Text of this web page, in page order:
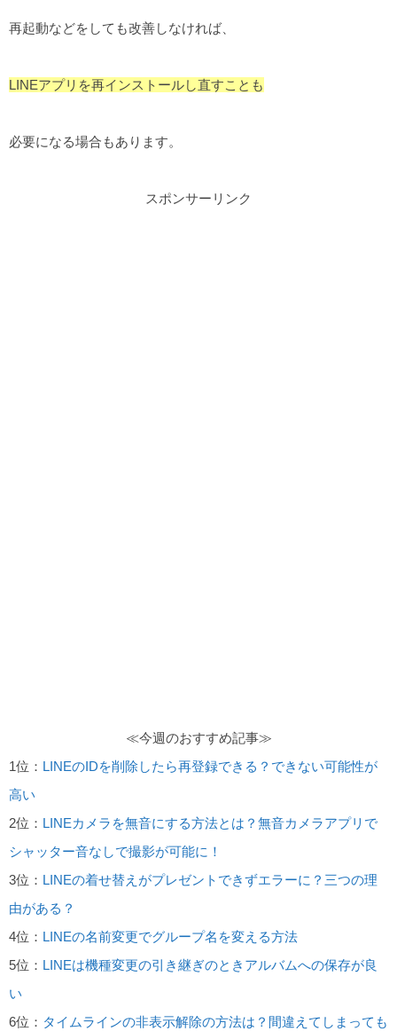
再起動などをしても改善しなければ、
LINEアプリを再インストールし直すことも
必要になる場合もあります。
スポンサーリンク
≪今週のおすすめ記事≫
1位： LINEのIDを削除したら再登録できる？できない可能性が
高い
2位： LINEカメラを無音にする方法とは？無音カメラアプリで
シャッター音なしで撮影が可能に！
3位： LINEの着せ替えがプレゼントできずエラーに？三つの理
由がある？
4位： LINEの名前変更でグループ名を変える方法
5位： LINEは機種変更の引き継ぎのときアルバムへの保存が良
い
6位： タイムラインの非表示解除の方法は？間違えてしまっても